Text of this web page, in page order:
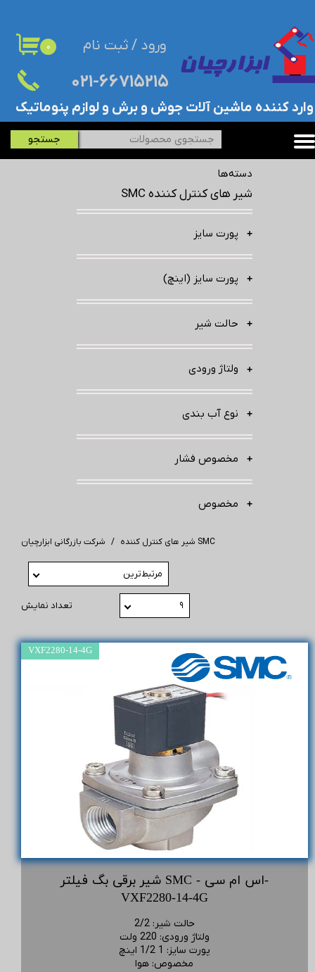
۰۲۱-۶۶۷۱۵۲۱۵​​​​​​​
جستجو
۰
​وارد کننده ماشین آلات جوش و برش و لوازم پنوماتیک
ورود / ثبت نام
حساب کاربری من
تغییر گذر واژه
خروج از حساب کاربری
شرکت بازرگانی ابزارچیان شیر های کنترل کننده SMC
مرتبط‌ترین
تعداد نمایش ۹
شیر برقی بگ فیلتر SMC - اس ام سی-
VXF2280-14-4G
حالت شیر:
2/2
ولتاژ ورودی: 220 ولت
پورت سایز: 1 1/2 اینچ
مخصوص: هوا
VXF2280-14-4G
دسته‌ها
شیر های کنترل کننده SMC
پورت سایز
پورت سایز (اینچ)
حالت شیر
ولتاژ ورودی
نوع آب بندی
مخصوص فشار
مخصوص